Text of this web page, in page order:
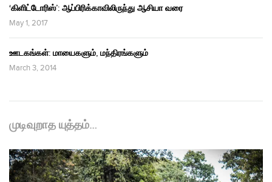
‘கிளிட்டோரிஸ்’: ஆப்பிரிக்காவிலிருந்து ஆசியா வரை
May 1, 2017
ஊடகங்கள்: மாயைகளும், மந்திரங்களும்
March 3, 2014
முடிவுறாத யுத்தம்…